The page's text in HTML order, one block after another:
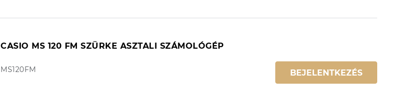
CASIO MS 120 FM SZÜRKE ASZTALI SZÁMOLÓGÉP
MS120FM BEJELENTKEZÉS